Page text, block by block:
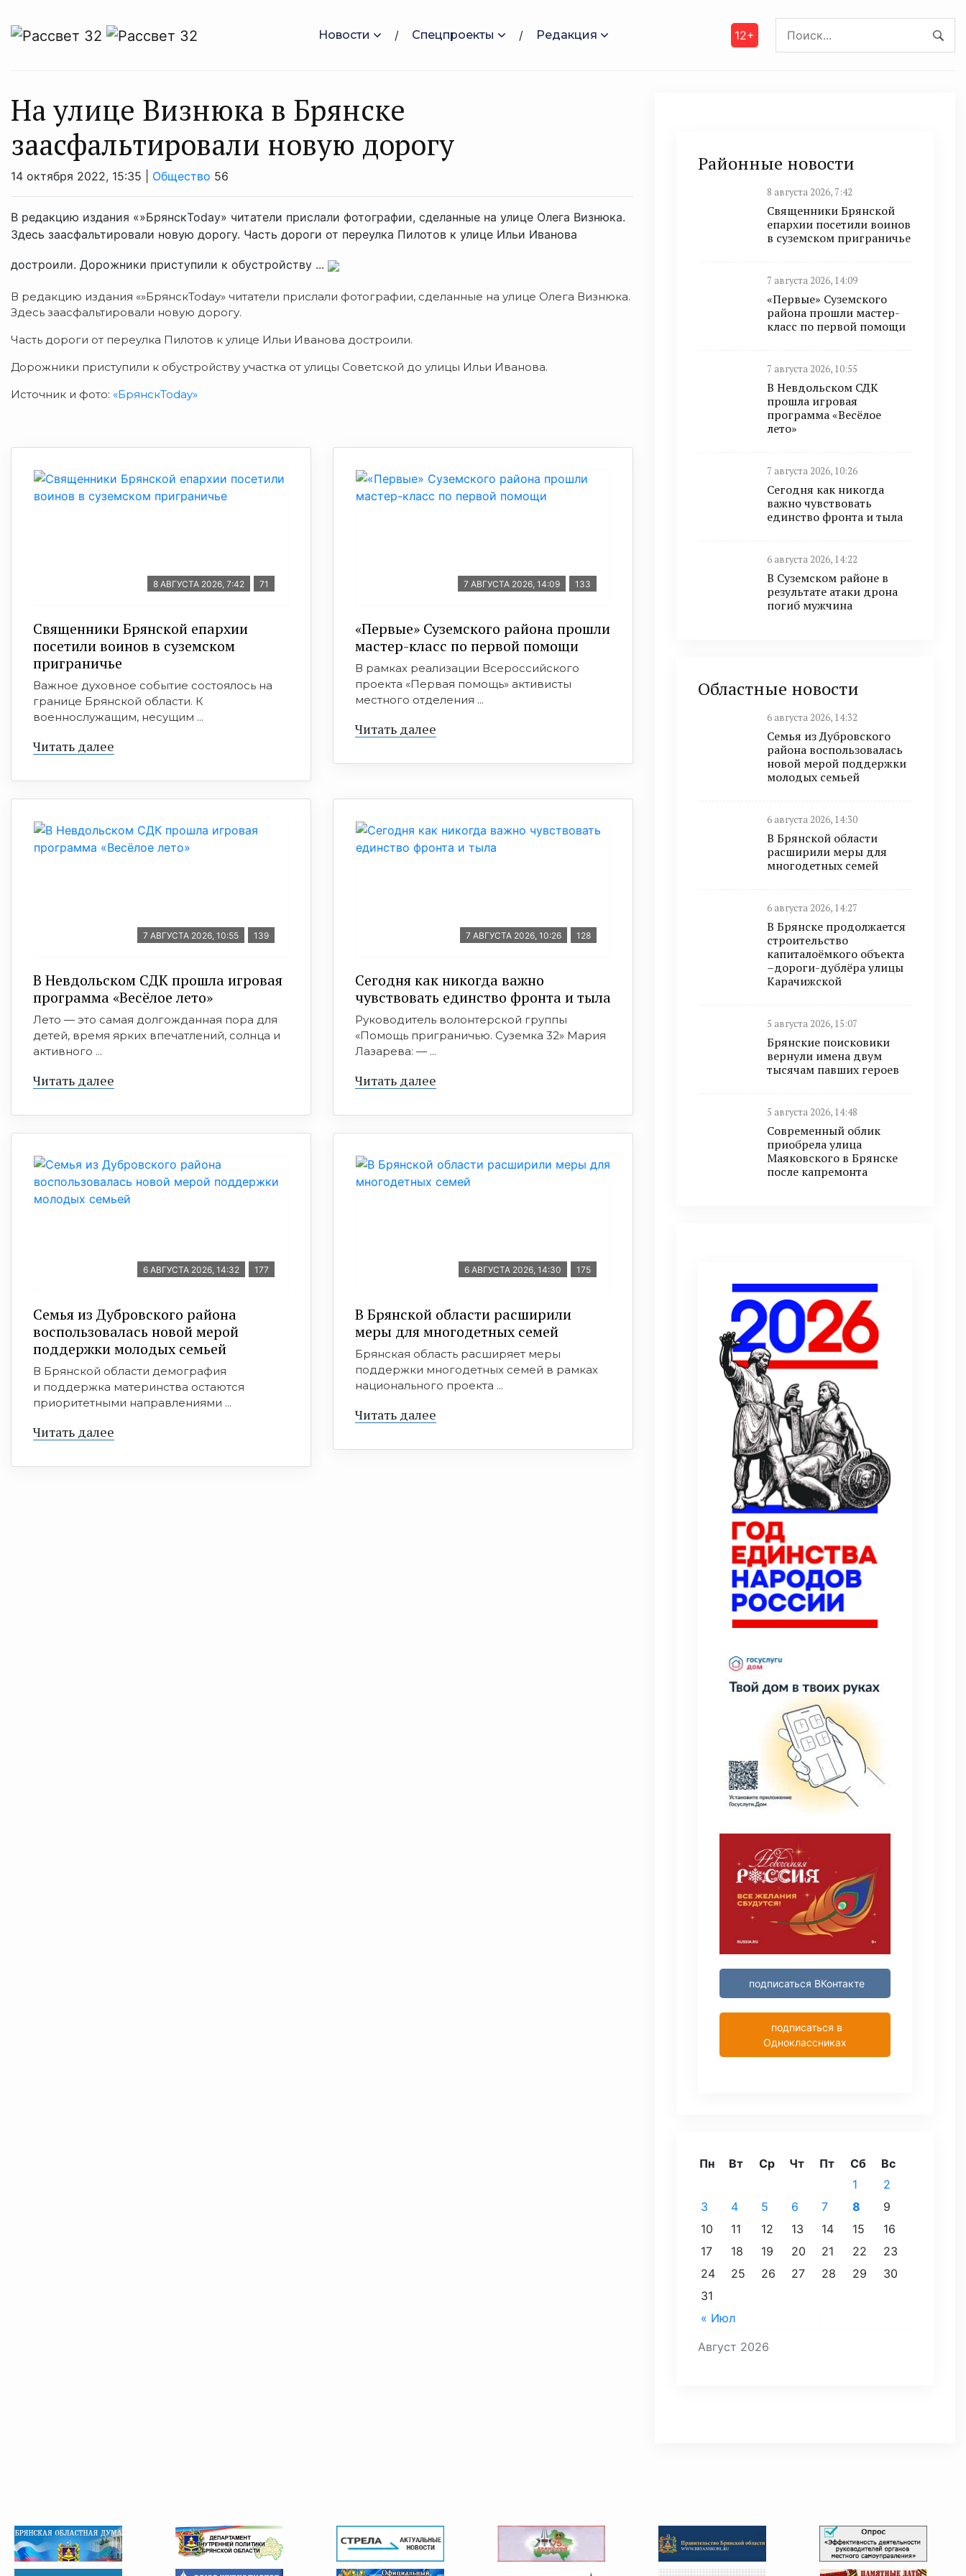
Новости Спецпроекты Редакция 12+
На улице Визнюка в Брянске
заасфальтировали новую дорогу
14 октября 2022, 15:35 | Общество 56
В редакцию издания «»БрянскToday» читатели прислали фотографии, сделанные на улице Олега Визнюка.
Здесь заасфальтировали новую дорогу. Часть дороги от переулка Пилотов к улице Ильи Иванова
достроили. Дорожники приступили к обустройству ...
В редакцию издания «»БрянскToday» читатели прислали фотографии, сделанные на улице Олега Визнюка.
Здесь заасфальтировали новую дорогу.
Часть дороги от переулка Пилотов к улице Ильи Иванова достроили.
Дорожники приступили к обустройству участка от улицы Советской до улицы Ильи Иванова.
Источник и фото: «БрянскToday»
8 АВГУСТА 2026, 7:42 71
Священники Брянской епархии
посетили воинов в суземском
приграничье
Важное духовное событие состоялось на
границе Брянской области. К
военнослужащим, несущим ...
Читать далее
7 АВГУСТА 2026, 14:09 133
«Первые» Суземского района прошли
мастер-класс по первой помощи
В рамках реализации Всероссийского
проекта «Первая помощь» активисты
местного отделения ...
Читать далее
7 АВГУСТА 2026, 10:55 139
В Невдольском СДК прошла игровая
программа «Весёлое лето»
Лето — это самая долгожданная пора для
детей, время ярких впечатлений, солнца и
активного ...
Читать далее
7 АВГУСТА 2026, 10:26 128
Сегодня как никогда важно
чувствовать единство фронта и тыла
Руководитель волонтерской группы
«Помощь приграничью. Суземка 32» Мария
Лазарева: — ...
Читать далее
6 АВГУСТА 2026, 14:32 177
Семья из Дубровского района
воспользовалась новой мерой
поддержки молодых семьей
В Брянской области демография
и поддержка материнства остаются
приоритетными направлениями ...
Читать далее
6 АВГУСТА 2026, 14:30 175
В Брянской области расширили
меры для многодетных семей
Брянская область расширяет меры
поддержки многодетных семей в рамках
национального проекта ...
Читать далее
Районные новости
8 августа 2026, 7:42
Священники Брянской
епархии посетили воинов
в суземском приграничье
7 августа 2026, 14:09
«Первые» Суземского
района прошли мастер-
класс по первой помощи
7 августа 2026, 10:55
В Невдольском СДК
прошла игровая
программа «Весёлое
лето»
7 августа 2026, 10:26
Сегодня как никогда
важно чувствовать
единство фронта и тыла
6 августа 2026, 14:22
В Суземском районе в
результате атаки дрона
погиб мужчина
Областные новости
6 августа 2026, 14:32
Семья из Дубровского
района воспользовалась
новой мерой поддержки
молодых семьей
6 августа 2026, 14:30
В Брянской области
расширили меры для
многодетных семей
6 августа 2026, 14:27
В Брянске продолжается
строительство
капиталоёмкого объекта
–дороги-дублёра улицы
Карачижской
5 августа 2026, 15:07
Брянские поисковики
вернули имена двум
тысячам павших героев
5 августа 2026, 14:48
Современный облик
приобрела улица
Маяковского в Брянске
после капремонта
подписаться ВКонтакте
подписаться в
Одноклассниках
Август 2026
Пн Вт Ср Чт Пт Сб Вс
« Июл
1
2
3
4 5 6 7 8
9
10
11 12 13 14 15
16
17
18 19 20 21 22
23
24
25 26 27 28 29
30
31